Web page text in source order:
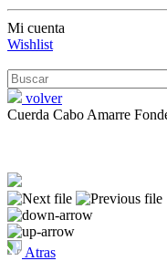
Mi cuenta
Wishlist
volver
Cuerda Cabo Amarre
Atras